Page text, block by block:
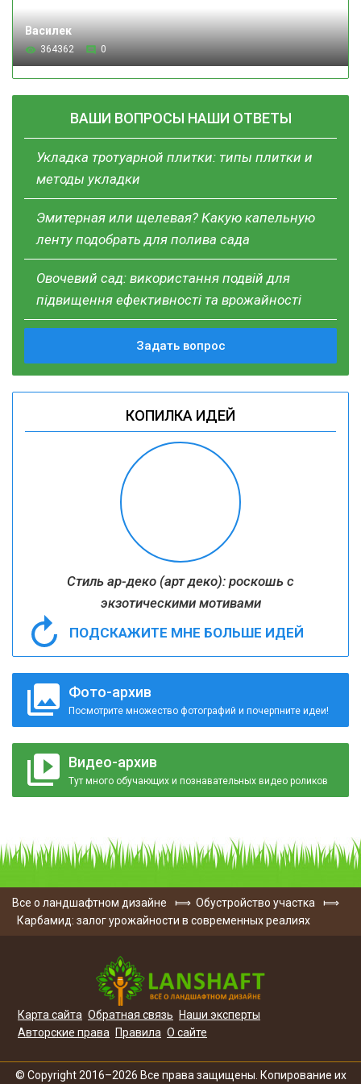
Василек
364362 0
ВАШИ ВОПРОСЫ НАШИ ОТВЕТЫ
Укладка тротуарной плитки: типы плитки и
методы укладки
Эмитерная или щелевая? Какую капельную
ленту подобрать для полива сада
Овочевий сад: використання подвій для
підвищення ефективності та врожайності
Задать вопрос
КОПИЛКА ИДЕЙ
Стиль ар-деко (арт деко): роскошь с
экзотическими мотивами
ПОДСКАЖИТЕ МНЕ БОЛЬШЕ ИДЕЙ
Фото-архив
Посмотрите множество фотографий и почерпните идеи!
Видео-архив
Тут много обучающих и познавательных видео роликов
Все о ландшафтном дизайне ⟾ Обустройство участка
⟾
Карбамид: залог урожайности в современных реалиях
Карта сайта Обратная связь
Наши эксперты
Авторские права
Правила О сайте
© Copyright 2016–2026 Все права защищены. Копирование их